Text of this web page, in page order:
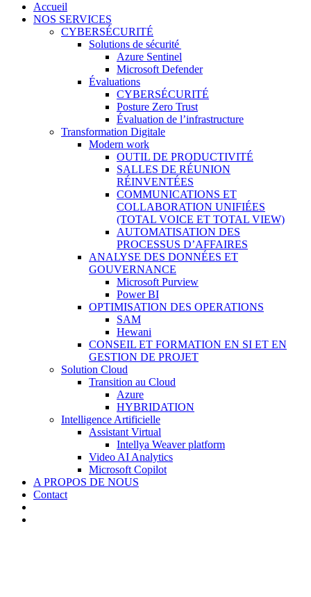
Accueil
NOS SERVICES
CYBERSÉCURITÉ
Solutions de sécurité
Azure Sentinel
Microsoft Defender
Évaluations
CYBERSÉCURITÉ
Posture Zero Trust
Évaluation de l’infrastructure
Transformation Digitale
Modern work
OUTIL DE PRODUCTIVITÉ
SALLES DE RÉUNION
RÉINVENTÉES
COMMUNICATIONS ET
COLLABORATION UNIFIÉES
(TOTAL VOICE ET TOTAL VIEW)
AUTOMATISATION DES
PROCESSUS D’AFFAIRES
ANALYSE DES DONNÉES ET
GOUVERNANCE
Microsoft Purview
Power BI
OPTIMISATION DES OPERATIONS
SAM
Hewani
CONSEIL ET FORMATION EN SI ET EN
GESTION DE PROJET
Solution Cloud
Transition au Cloud
Azure
HYBRIDATION
Intelligence Artificielle
Assistant Virtual
Intellya Weaver platform
Video AI Analytics
Microsoft Copilot
A PROPOS DE NOUS
Contact